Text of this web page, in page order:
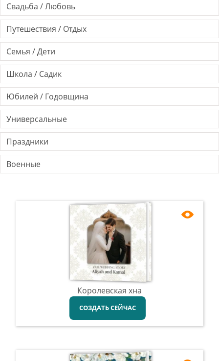
Свадьба / Любовь
Путешествия / Отдых
Семья / Дети
Школа / Садик
Юбилей / Годовщина
Универсальные
Праздники
Военные
Королевская хна
СОЗДАТЬ СЕЙЧАС